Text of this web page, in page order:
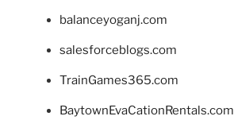
balanceyoganj.com
salesforceblogs.com
TrainGames365.com
BaytownEvaCationRentals.com